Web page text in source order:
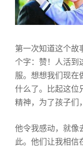
第一次知道这个故
个字：赞！人活到
服。想想我们现在
什么了。比起这位
精神，为了孩子
他令我感动，就像
此。他们让我相信